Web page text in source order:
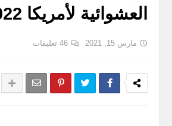
العشوائية لأمريكا 2021/2022
مارس 15, 2021 46 تعليقات